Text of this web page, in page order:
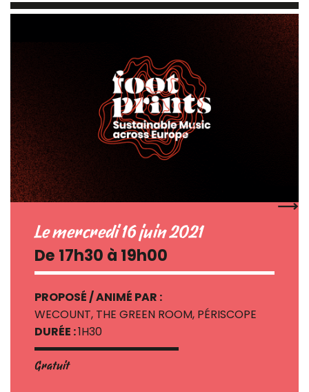
Le mercredi 16 juin 2021
De 17h30 à 19h00
PROPOSÉ / ANIMÉ PAR :
WECOUNT, THE GREEN ROOM, PÉRISCOPE
DURÉE :1H30
Gratuit